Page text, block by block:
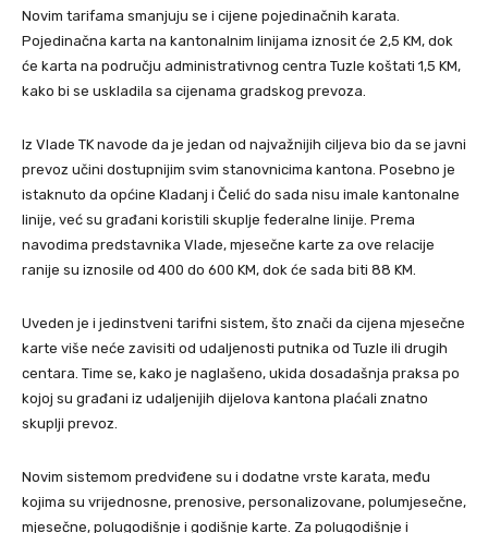
Novim tarifama smanjuju se i cijene pojedinačnih karata.
Pojedinačna karta na kantonalnim linijama iznosit će 2,5 KM, dok
će karta na području administrativnog centra Tuzle koštati 1,5 KM,
kako bi se uskladila sa cijenama gradskog prevoza.
Iz Vlade TK navode da je jedan od najvažnijih ciljeva bio da se javni
prevoz učini dostupnijim svim stanovnicima kantona. Posebno je
istaknuto da općine Kladanj i Čelić do sada nisu imale kantonalne
linije, već su građani koristili skuplje federalne linije. Prema
navodima predstavnika Vlade, mjesečne karte za ove relacije
ranije su iznosile od 400 do 600 KM, dok će sada biti 88 KM.
Uveden je i jedinstveni tarifni sistem, što znači da cijena mjesečne
karte više neće zavisiti od udaljenosti putnika od Tuzle ili drugih
centara. Time se, kako je naglašeno, ukida dosadašnja praksa po
kojoj su građani iz udaljenijih dijelova kantona plaćali znatno
skuplji prevoz.
Novim sistemom predviđene su i dodatne vrste karata, među
kojima su vrijednosne, prenosive, personalizovane, polumjesečne,
mjesečne, polugodišnje i godišnje karte. Za polugodišnje i